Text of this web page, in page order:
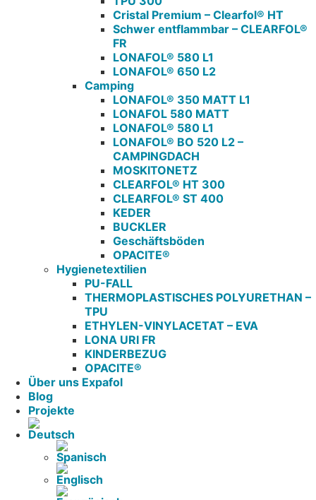
Cristal Premium – Clearfol® HT
Schwer entflammbar – CLEARFOL®
FR
LONAFOL® 580 L1
LONAFOL® 650 L2
Camping
LONAFOL® 350 MATT L1
LONAFOL 580 MATT
LONAFOL® 580 L1
LONAFOL® BO 520 L2 –
CAMPINGDACH
MOSKITONETZ
CLEARFOL® HT 300
CLEARFOL® ST 400
KEDER
BUCKLER
Geschäftsböden
OPACITE®
Hygienetextilien
PU-FALL
THERMOPLASTISCHES POLYURETHAN –
TPU
ETHYLEN-VINYLACETAT – EVA
LONA URI FR
KINDERBEZUG
OPACITE®
Über uns Expafol
Blog
Projekte